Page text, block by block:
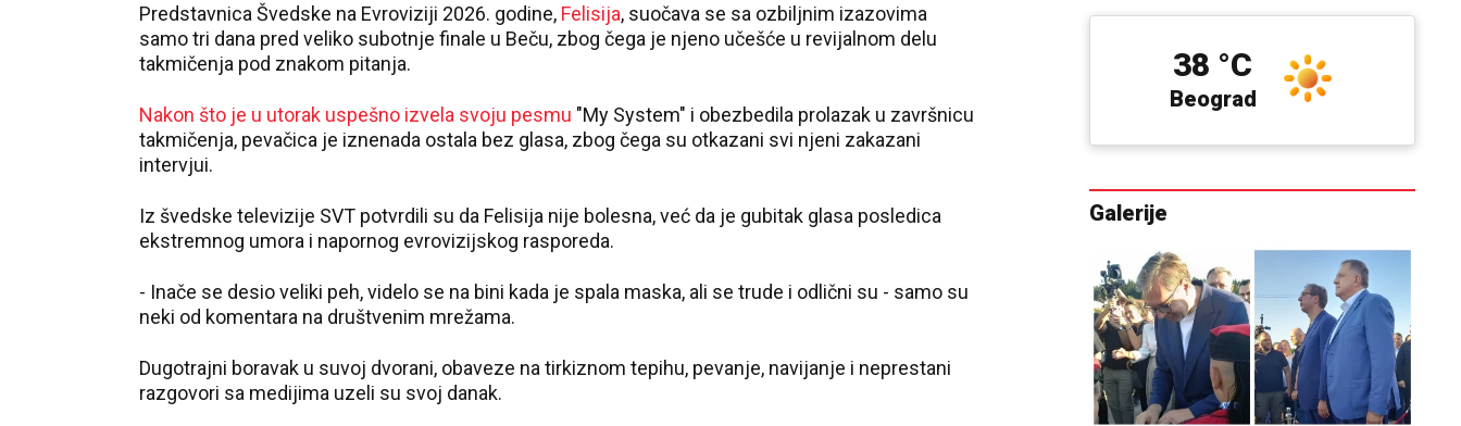
Predstavnica Švedske na Evroviziji 2026. godine, Felisija, suočava se sa ozbiljnim izazovima
samo tri dana pred veliko subotnje finale u Beču, zbog čega je njeno učešće u revijalnom delu
takmičenja pod znakom pitanja.
Nakon što je u utorak uspešno izvela svoju pesmu "My System" i obezbedila prolazak u završnicu
takmičenja, pevačica je iznenada ostala bez glasa, zbog čega su otkazani svi njeni zakazani
intervjui.
Iz švedske televizije SVT potvrdili su da Felisija nije bolesna, već da je gubitak glasa posledica
ekstremnog umora i napornog evrovizijskog rasporeda.
- Inače se desio veliki peh, videlo se na bini kada je spala maska, ali se trude i odlični su - samo su
neki od komentara na društvenim mrežama.
Dugotrajni boravak u suvoj dvorani, obaveze na tirkiznom tepihu, pevanje, navijanje i neprestani
razgovori sa medijima uzeli su svoj danak.
Beograd
38 °C
Galerije